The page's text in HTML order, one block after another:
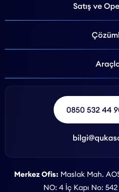
Satış ve
0850 532 44
Merkez Ofis: Maslak Mah.
NO: 4 İç Kapı No: